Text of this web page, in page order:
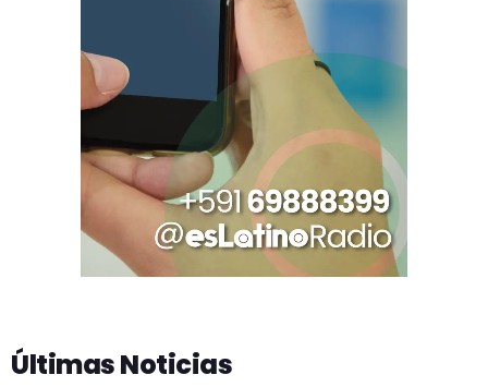
Últimas Noticias